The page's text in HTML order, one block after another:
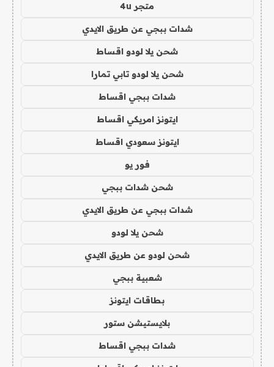
متجر 4u
شدات ببجي عن طريق الايدي
شحن يلا لودو اقساط
شحن يلا لودو تابي تمارا
شدات ببجي اقساط
ايتونز امريكي اقساط
ايتونز سعودي اقساط
فور يو
شحن شدات ببجي
شدات ببجي عن طريق الايدي
شحن يلا لودو
شحن لودو عن طريق الايدي
شعبية ببجي
بطاقات ايتونز
بلايستيشن ستور
شدات ببجي اقساط